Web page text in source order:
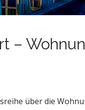
–
über die